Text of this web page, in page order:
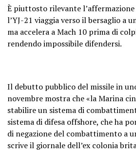
È piuttosto rilevante l’affermazione
l’YJ-21 viaggia verso il bersaglio a
ma accelera a Mach 10 prima di
rendendo impossibile difendersi.
Il debutto pubblico del missile in
novembre mostra che «la Marina
stabilire un sistema di
sistema di difesa offshore, che ha
di negazione del combattimento a
scrive il giornale dell’ex colonia